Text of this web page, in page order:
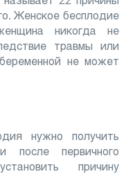
Женское бесплодие
никогда не
травмы или
не может
нужно получить
после первичного
причину